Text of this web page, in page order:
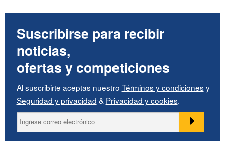
Suscribirse para recibir
noticias,
ofertas y competiciones
Al suscribirte aceptas nuestro Términos y condiciones y
Seguridad y privacidad & Privacidad y cookies.